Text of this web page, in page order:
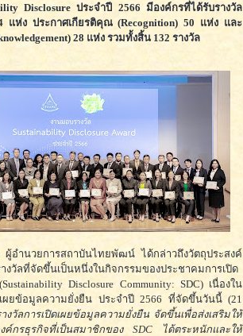
Disclosure ประจำปี 2566 มีองค์กรที่ได้รับรางวัล
แห่ง ประกาศเกียรติคุณ (Recognition) 50 แห่ง และ
28 แห่ง รวมทั้งสิ้น 132 รางวัล
ผู้อำนวยการสถาบันไทยพัฒน์ ได้กล่าวถึงวัตถุประสงค์
งวัลที่จัดขึ้นเป็นหนึ่งในกิจกรรมของประชาคมการเปิด
Disclosure Community: SDC) เนื่องใน
เผยข้อมูลความยั่งยืน ประจำปี 2566 ที่จัดขึ้นวันนี้ (21
างวัลการเปิดเผยข้อมูลความยั่งยืน จัดขึ้นเพื่อส่งเสริมให้
ค์กรธุรกิจที่เป็นสมาชิกของ SDC ได้ตระหนักและให้